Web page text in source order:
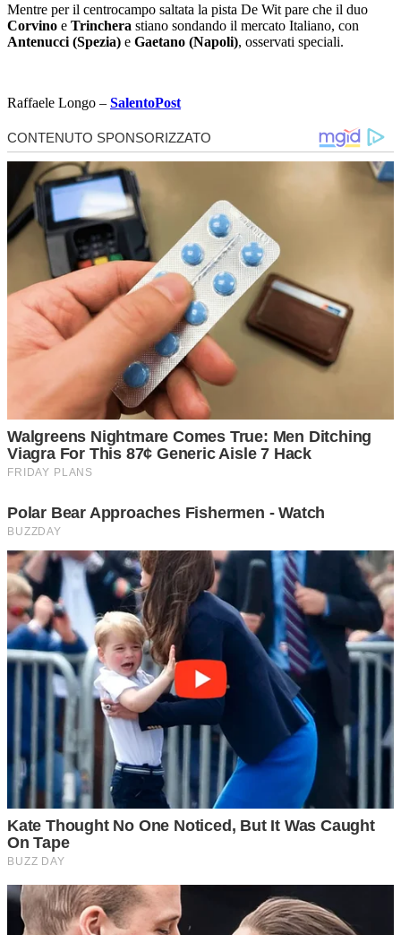
Mentre per il centrocampo saltata la pista De Wit pare che il duo
Corvino e Trinchera stiano sondando il mercato Italiano, con
Antenucci (Spezia) e Gaetano (Napoli), osservati speciali.
Raffaele Longo – SalentoPost